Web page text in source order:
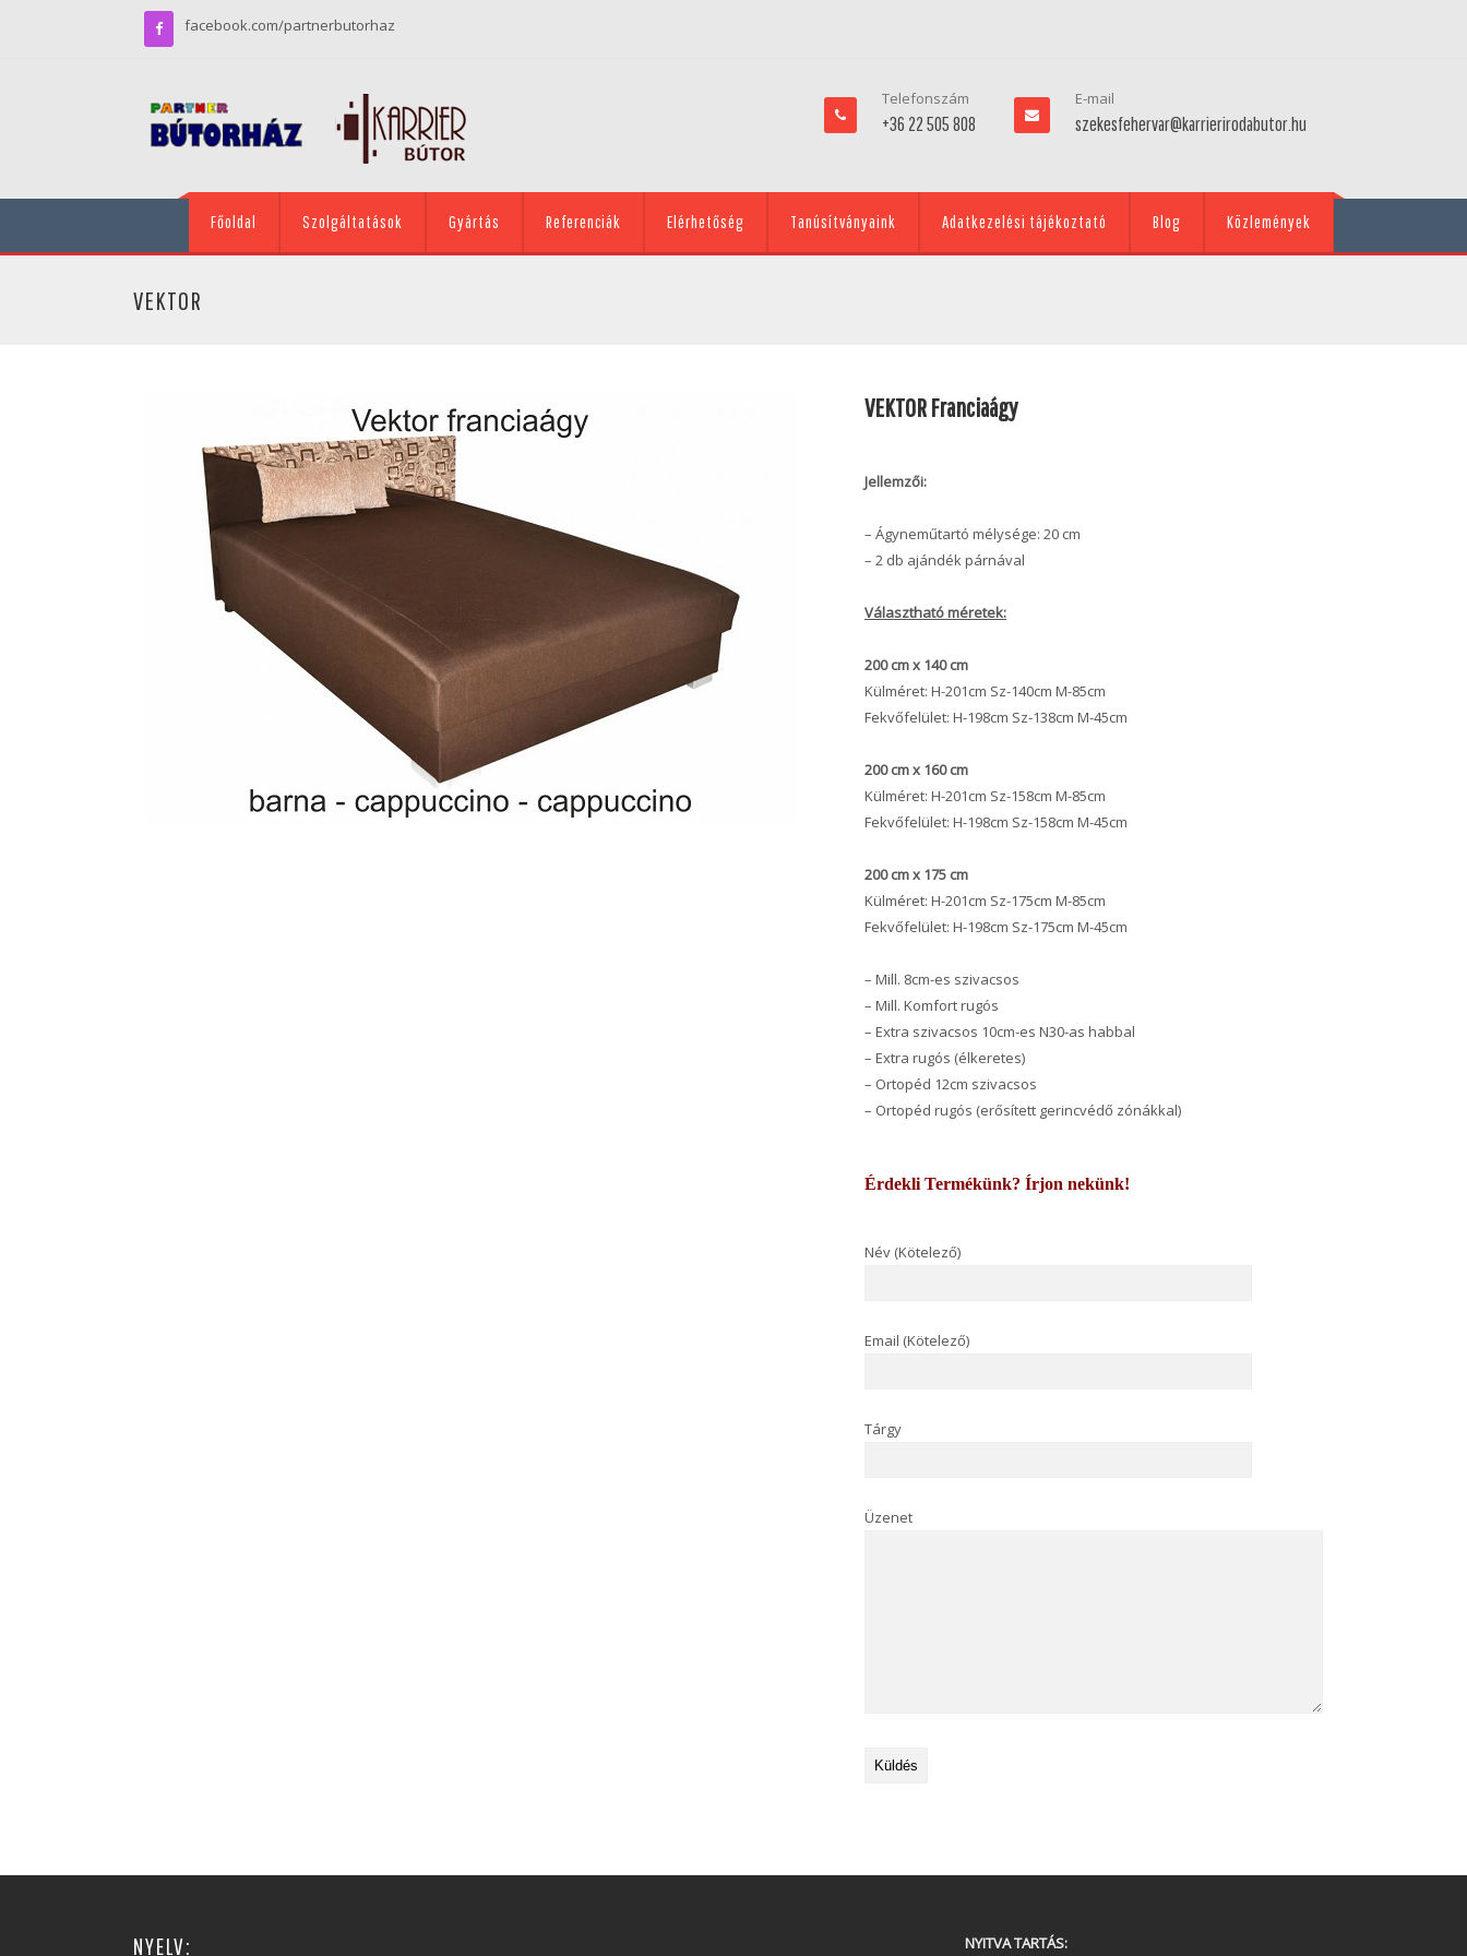
facebook.com/partnerbutorhaz
Telefonszám
+36 22 505 808
E-mail
szekesfehervar@karrierirodabutor.hu
Főoldal Szolgáltatások Gyártás Referenciák Elérhetőség Tanúsítványaink Adatkezelési tájékoztató Blog Közlemények
VEKTOR
VEKTOR Franciaágy
Jellemzői:
– Ágyneműtartó mélysége: 20 cm
– 2 db ajándék párnával
Választható méretek:
200 cm x 140 cm
Külméret: H-201cm Sz-140cm M-85cm
Fekvőfelület: H-198cm Sz-138cm M-45cm
200 cm x 160 cm
Külméret: H-201cm Sz-158cm M-85cm
Fekvőfelület: H-198cm Sz-158cm M-45cm
200 cm x 175 cm
Külméret: H-201cm Sz-175cm M-85cm
Fekvőfelület: H-198cm Sz-175cm M-45cm
– Mill. 8cm-es szivacsos
– Mill. Komfort rugós
– Extra szivacsos 10cm-es N30-as habbal
– Extra rugós (élkeretes)
– Ortopéd 12cm szivacsos
– Ortopéd rugós (erősített gerincvédő zónákkal)
Érdekli Termékünk? Írjon nekünk!
Név (Kötelező)
Email (Kötelező)
Tárgy
Üzenet
NYELV: NYITVA TARTÁS: